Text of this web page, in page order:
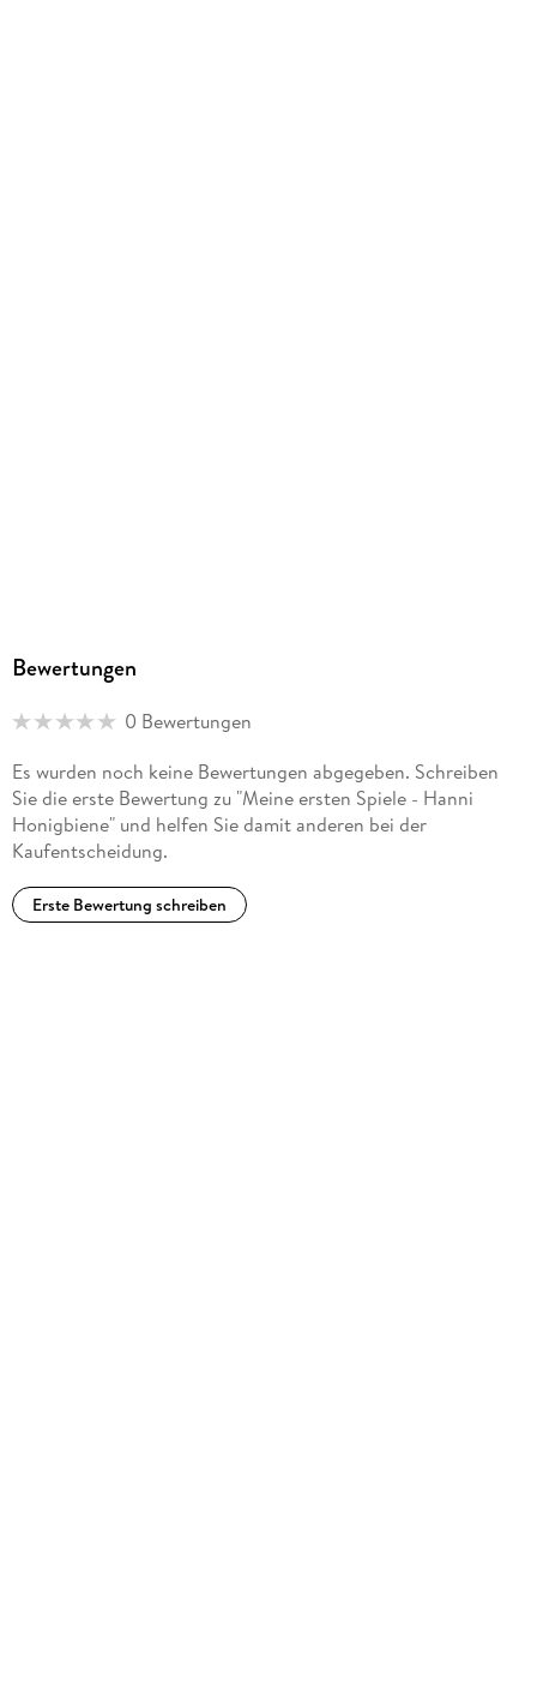
Bewertungen
0 Bewertungen
Es wurden noch keine Bewertungen abgegeben. Schreiben
Sie die erste Bewertung zu "Meine ersten Spiele - Hanni
Honigbiene" und helfen Sie damit anderen bei der
Kaufentscheidung.
Erste Bewertung schreiben